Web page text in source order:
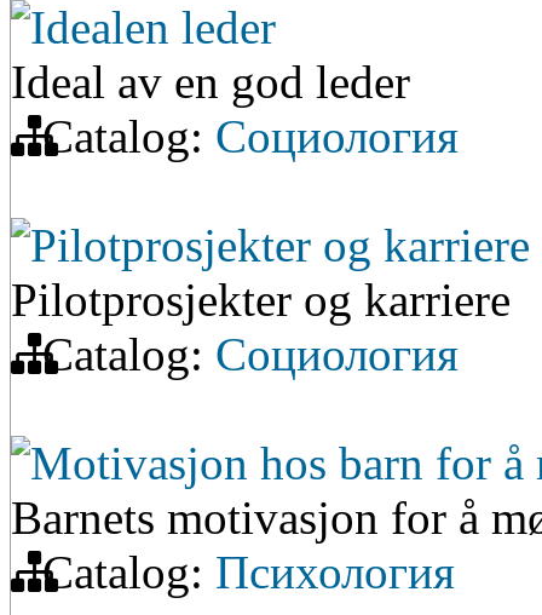
Idealen leder
Ideal av en god leder
Catalog: Социология
Pilotprosjekter og karriere
Pilotprosjekter og karriere
Catalog: Социология
Motivasjon hos barn for
Barnets motivasjon for å
Catalog: Психология